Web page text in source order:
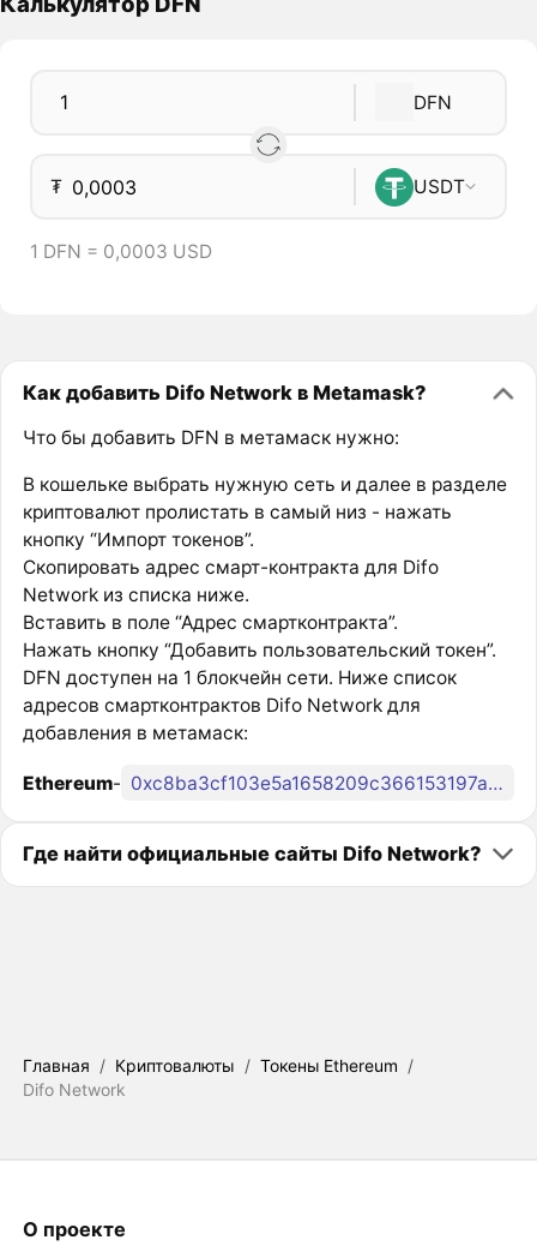
DFN
₮ USDT
1 DFN = 0,0003 USD
Как добавить Difo Network в Metamask?
Что бы добавить DFN в метамаск нужно:
В кошельке выбрать нужную сеть и далее в разделе
криптовалют пролистать в самый низ - нажать
кнопку “Импорт токенов”.
Скопировать адрес смарт-контракта для Difo
Network из списка ниже.
Вставить в поле “Адрес смартконтракта”.
Нажать кнопку “Добавить пользовательский токен”.
DFN доступен на 1 блокчейн сети. Ниже список
адресов смартконтрактов Difo Network для
добавления в метамаск:
Ethereum- 0xc8ba3cf103e5a1658209c366153197ac7fa9c9b1
Где найти официальные сайты Difo Network?
Главная / Криптовалюты / Токены Ethereum /
Difo Network
О проекте